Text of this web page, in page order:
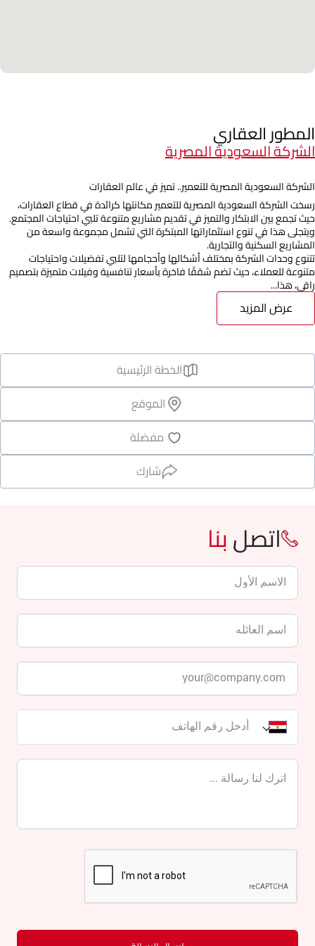
المطور العقاري
الشركة السعودية المصرية
الشركة السعودية المصرية للتعمير.. تميز في عالم العقارات
رسخت الشركة السعودية المصرية للتعمير مكانتها كرائدة في قطاع العقارات،
حيث تجمع بين الابتكار والتميز في تقديم مشاريع متنوعة تلبي احتياجات المجتمع.
ويتجلى هذا في تنوع استثماراتها المبتكرة التي تشمل مجموعة واسعة من
المشاريع السكنية والتجارية.
تتنوع وحدات الشركة بمختلف أشكالها وأحجامها لتلبي تفضيلات واحتياجات
متنوعة للعملاء، حيث تضم شققًا فاخرة بأسعار تنافسية وفيلات متميزة بتصميم
راقي، هذا...
عرض المزيد
الخطة الرئيسية
الموقع
مفضلة
شارك
اتصلبنا